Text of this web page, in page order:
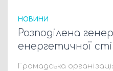
НОВИНИ
Розподілена
енергетичної
Громадська